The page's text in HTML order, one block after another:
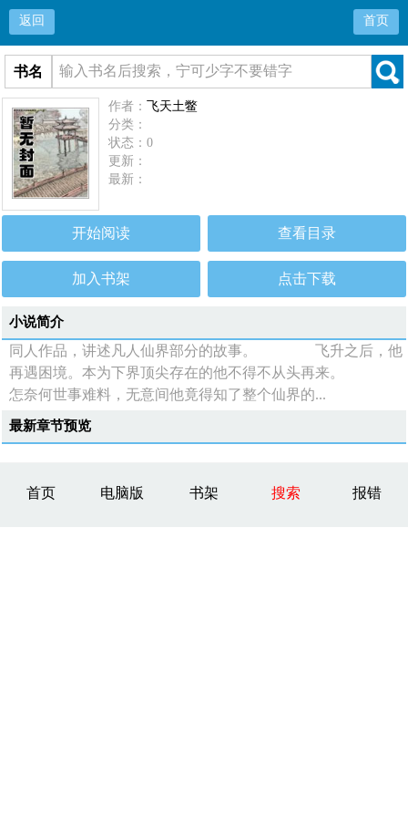
返回 首页
书名
作者：
飞天土鳖
分类：
状态：0
更新：
最新：
开始阅读 查看目录
加入书架 点击下载
小说简介
同人作品，讲述凡人仙界部分的故事。 飞升之后，他
再遇困境。本为下界顶尖存在的他不得不从头再来。
怎奈何世事难料，无意间他竟得知了整个仙界的...
最新章节预览
首页 电脑版 书架 搜索 报错